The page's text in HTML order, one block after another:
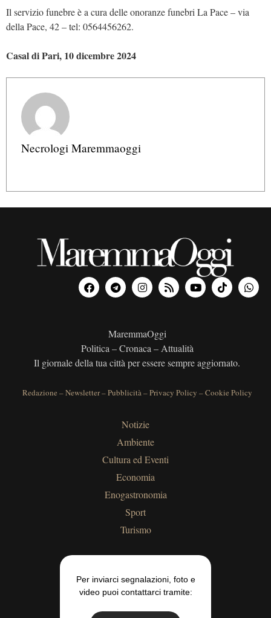
Il servizio funebre è a cura delle onoranze funebri La Pace – via
della Pace, 42 – tel: 0564456262.
Casal di Pari, 10 dicembre 2024
Necrologi Maremmaoggi
MaremmaOggi
Politica – Cronaca – Attualità
Il giornale della tua città per essere sempre aggiornato.
Redazione –Newsletter–Pubblicità–Privacy Policy –Cookie Policy
Notizie
Ambiente
Cultura ed Eventi
Economia
Enogastronomia
Sport
Turismo
Per inviarci segnalazioni, foto e
video puoi contattarci tramite: